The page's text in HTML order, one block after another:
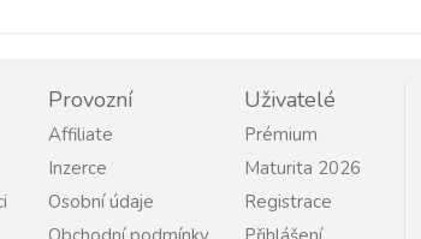
Provozní
Affiliate
Inzerce
Osobní údaje
Uživatelé
Prémium
Maturita 2026
Registrace